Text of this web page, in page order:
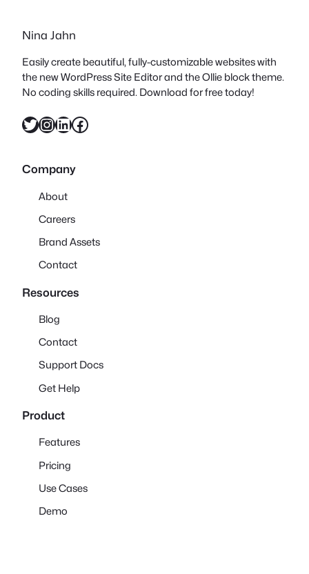
Nina Jahn
Easily create beautiful, fully-customizable websites with
the new WordPress Site Editor and the Ollie block theme.
No coding skills required. Download for free today!
Twitter InstagramLinkedIn Facebook
Company
About
Careers
Brand Assets
Contact
Resources
Blog
Contact
Support Docs
Get Help
Product
Features
Pricing
Use Cases
Demo